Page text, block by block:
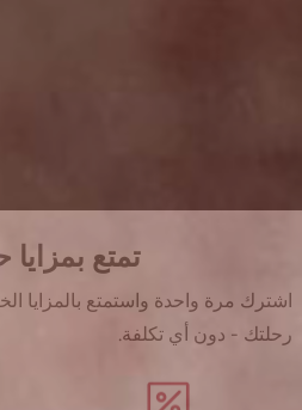
تمتع
اشترك مرة واحدة واستمتع بالمزايا
رحلتك - دون أي تكلفة.